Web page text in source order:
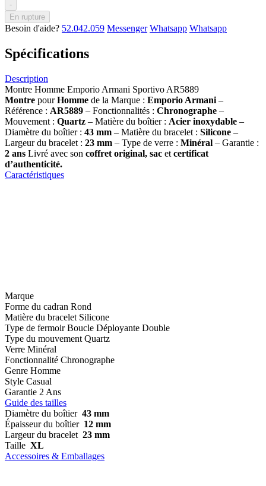
-
En rupture
Besoin d'aide? 52.042.059 Messenger Whatsapp Whatsapp
Spécifications
Description
Montre Homme Emporio Armani Sportivo AR5889
Montre pourHomme de la Marque : Emporio Armani –
Référence : AR5889 – Fonctionnalités : Chronographe –
Mouvement : Quartz – Matière du boîtier : Acier inoxydable –
Diamètre du boîtier : 43 mm – Matière du bracelet : Silicone –
Largeur du bracelet : 23 mm – Type de verre : Minéral – Garantie :
2 ans Livré avec son coffret original, sac et certificat
d’authenticité.
Caractéristiques
Marque
Forme du cadran Rond
Matière du bracelet Silicone
Type de fermoir Boucle Déployante Double
Type du mouvement Quartz
Verre Minéral
Fonctionnalité Chronographe
Genre Homme
Style Casual
Garantie 2 Ans
Guide des tailles
Diamètre du boîtier 43 mm
Épaisseur du boîtier 12 mm
Largeur du bracelet 23 mm
Taille XL
Accessoires & Emballages